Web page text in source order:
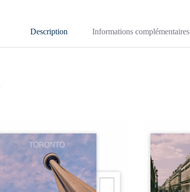
Description Informations complémentaires